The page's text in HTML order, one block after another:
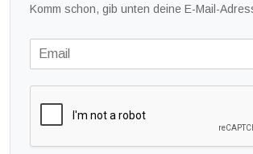
Komm schon, gib unten deine E-Mail-